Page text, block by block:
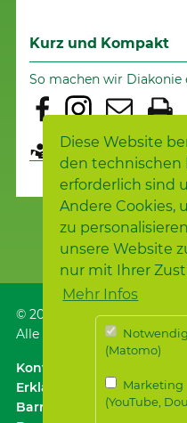
Diese Website
den technischen
erforderlich sind
Andere Cookies,
zu
unsere Website
nur mit Ihrer
Mehr Infos
Notwendig
(Matomo)
Marketing
(YouTube,
Kurz und Kompakt
So machen wir Diakonie
Seite übersetzen
© 2026 Samariterstiftung,
Alle Rechte vorbehalten.
Kontakt
Erklärung zur
Barrierefreiheit｜